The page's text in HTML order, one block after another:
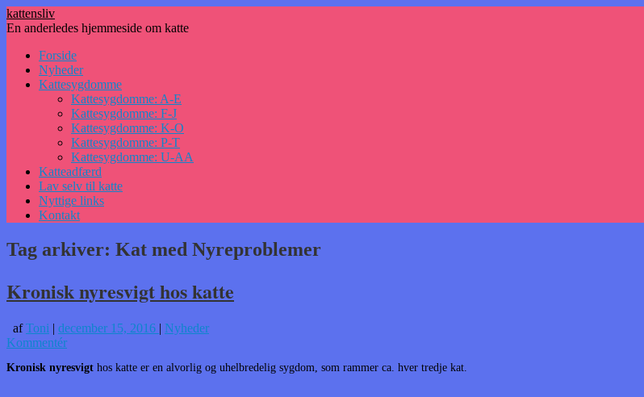
kattensliv
En anderledes hjemmeside om katte
Hop
indhold
Forside
Nyheder
Kattesygdomme
Kattesygdomme: A-E
Kattesygdomme: F-J
Kattesygdomme: K-O
Kattesygdomme: P-T
Kattesygdomme: U-AA
Katteadfærd
Lav selv til katte
Nyttige links
Kontakt
Tag arkiver: Kat med Nyreproblemer
Kronisk nyresvigt hos katte
afToni | december 15, 2016 | Nyheder
Kommentér
Kronisk nyresvigt hos katte er en alvorlig og uhelbredelig sygdom, som rammer ca. hver tredje kat.